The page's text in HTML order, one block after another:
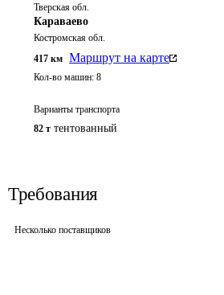
Тверская обл.
Караваево
Костромская обл.
417 км Маршрут на карте
Кол-во машин: 8
Варианты транспорта
82 т тентованный
Требования
Несколько поставщиков